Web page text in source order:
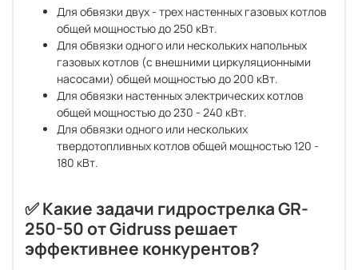
Для обвязки двух - трех настенных газовых котлов
общей мощностью до 250 кВт.
Для обвязки одного или нескольких напольных
газовых котлов (с внешними циркуляционными
насосами) общей мощностью до 200 кВт.
Для обвязки настенных электрических котлов
общей мощностью до 230 - 240 кВт.
Для обвязки одного или нескольких
твердотопливных котлов общей мощностью 120 -
180 кВт.
✅ Какие задачи гидрострелка GR-
250-50 от Gidruss решает
эффективнее конкурентов?